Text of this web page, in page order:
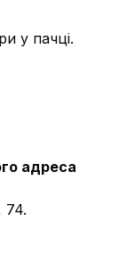
у пачці.
адреса
74.